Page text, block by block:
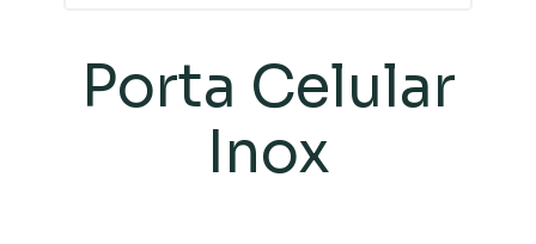
Porta Celular
Inox